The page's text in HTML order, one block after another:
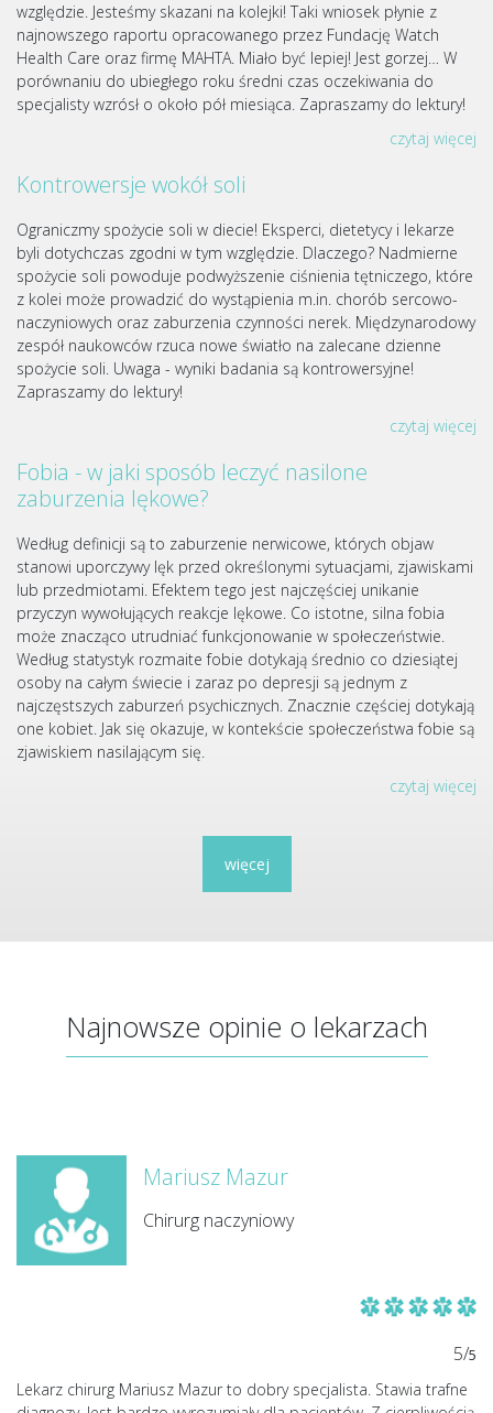
względzie. Jesteśmy skazani na kolejki! Taki wniosek płynie z
najnowszego raportu opracowanego przez Fundację Watch
Health Care oraz firmę MAHTA. Miało być lepiej! Jest gorzej… W
porównaniu do ubiegłego roku średni czas oczekiwania do
specjalisty wzrósł o około pół miesiąca. Zapraszamy do lektury!
czytaj więcej
Kontrowersje wokół soli
Ograniczmy spożycie soli w diecie! Eksperci, dietetycy i lekarze
byli dotychczas zgodni w tym względzie. Dlaczego? Nadmierne
spożycie soli powoduje podwyższenie ciśnienia tętniczego, które
z kolei może prowadzić do wystąpienia m.in. chorób sercowo-
naczyniowych oraz zaburzenia czynności nerek. Międzynarodowy
zespół naukowców rzuca nowe światło na zalecane dzienne
spożycie soli. Uwaga - wyniki badania są kontrowersyjne!
Zapraszamy do lektury!
czytaj więcej
Fobia - w jaki sposób leczyć nasilone
zaburzenia lękowe?
Według definicji są to zaburzenie nerwicowe, których objaw
stanowi uporczywy lęk przed określonymi sytuacjami, zjawiskami
lub przedmiotami. Efektem tego jest najczęściej unikanie
przyczyn wywołujących reakcje lękowe. Co istotne, silna fobia
może znacząco utrudniać funkcjonowanie w społeczeństwie.
Według statystyk rozmaite fobie dotykają średnio co dziesiątej
osoby na całym świecie i zaraz po depresji są jednym z
najczęstszych zaburzeń psychicznych. Znacznie częściej dotykają
one kobiet. Jak się okazuje, w kontekście społeczeństwa fobie są
zjawiskiem nasilającym się.
czytaj więcej
więcej
Najnowsze opinie o lekarzach
Mariusz Mazur
Chirurg naczyniowy
5/5
Lekarz chirurg Mariusz Mazur to dobry specjalista. Stawia trafne